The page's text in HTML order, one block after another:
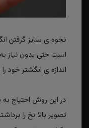
نحوه ی سایز گرفتن
است حتی بدون نیاز
اندازه ی انگشتر خود
در این روش احتیاج به
تصویر بالا نخ را